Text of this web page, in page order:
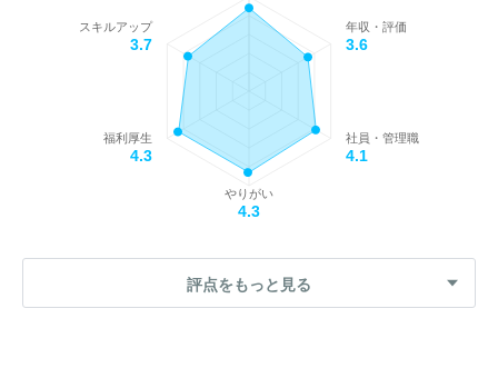
年収・評価
3.6
社員・管理職
4.1
やりがい
4.3
福利厚生
4.3
スキルアップ
3.7
評点をもっと見る